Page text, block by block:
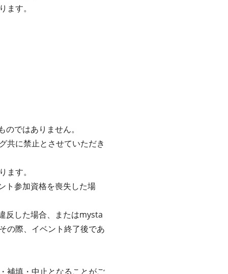
す。
ではありません。
共に禁止とさせていただき
す。
ト参加資格を喪失した場
反した場合、またはmysta
の際、イベント終了後であ
補填・中止となることがご